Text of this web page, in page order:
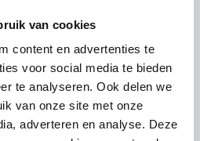
van cookies
content en advertenties te
voor social media te bieden
te analyseren. Ook delen we
van onze site met onze
adverteren en analyse. Deze
en geef de volgende
of werkzoekend